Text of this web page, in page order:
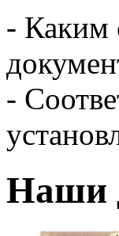
- Каким
-
Наши